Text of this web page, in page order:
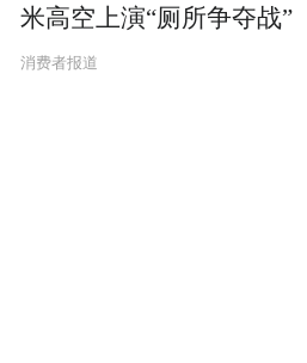
米高空上演“厕所争夺战”
消费者报道